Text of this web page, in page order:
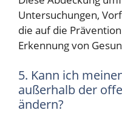
Untersuchungen,
die auf die
Erkennung von
5. Kann ich
außerhalb der
ändern?